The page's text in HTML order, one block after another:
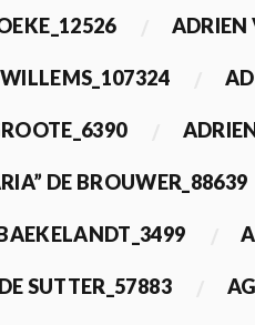
ADRIEN
DE BROUWER_88639
SUTTER_57883